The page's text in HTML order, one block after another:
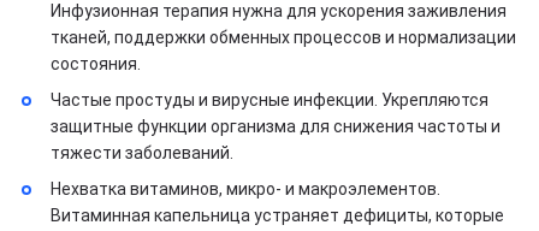
Инфузионная терапия нужна для ускорения заживления
тканей, поддержки обменных процессов и нормализации
состояния.
Частые простуды и вирусные инфекции. Укрепляются
защитные функции организма для снижения частоты и
тяжести заболеваний.
Нехватка витаминов, микро- и макроэлементов.
Витаминная капельница устраняет дефициты, которые